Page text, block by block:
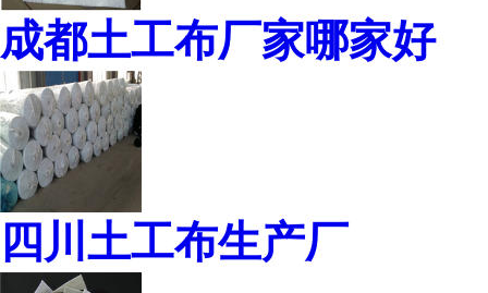
成都土工布厂家哪家好
四川土工布生产厂